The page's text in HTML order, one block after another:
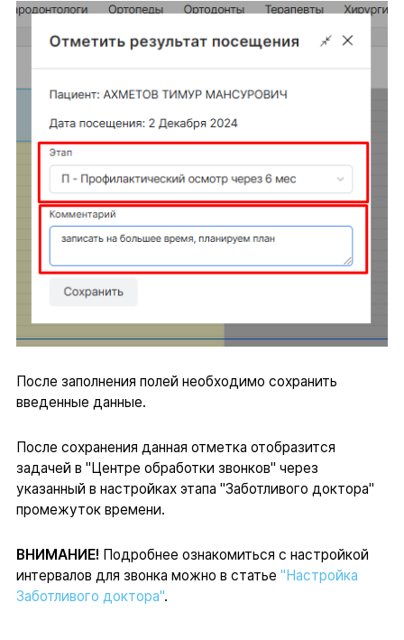
После заполнения полей необходимо сохранить
введенные данные.
После сохранения данная отметка отобразится
задачей в "Центре обработки звонков" через
указанный в настройках этапа "Заботливого доктора"
промежуток времени.
ВНИМАНИЕ! Подробнее ознакомиться с настройкой
интервалов для звонка можно в статье "Настройка
Заботливого доктора".